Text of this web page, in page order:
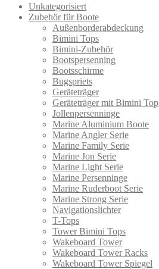
Unkategorisiert
Zubehör für Boote
Außenborderabdeckung
Bimini Tops
Bimini-Zubehör
Bootspersenning
Bootsschirme
Bugspriets
Geräteträger
Geräteträger mit Bimini Top
Jollenpersenninge
Marine Aluminium Boote
Marine Angler Serie
Marine Family Serie
Marine Jon Serie
Marine Light Serie
Marine Persenninge
Marine Ruderboot Serie
Marine Strong Serie
Navigationslichter
T-Tops
Tower Bimini Tops
Wakeboard Tower
Wakeboard Tower Racks
Wakeboard Tower Spiegel